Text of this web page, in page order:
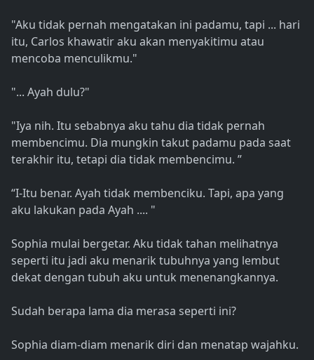
"Aku tidak pernah mengatakan ini padamu, tapi ... hari
itu, Carlos khawatir aku akan menyakitimu atau
mencoba menculikmu."
"... Ayah dulu?"
"Iya nih. Itu sebabnya aku tahu dia tidak pernah
membencimu. Dia mungkin takut padamu pada saat
terakhir itu, tetapi dia tidak membencimu. ”
“I-Itu benar. Ayah tidak membenciku. Tapi, apa yang
aku lakukan pada Ayah .... "
Sophia mulai bergetar. Aku tidak tahan melihatnya
seperti itu jadi aku menarik tubuhnya yang lembut
dekat dengan tubuh aku untuk menenangkannya.
Sudah berapa lama dia merasa seperti ini?
Sophia diam-diam menarik diri dan menatap wajahku.